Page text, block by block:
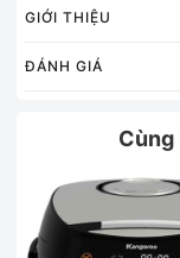
kế nhỏ gọn, màu
giúp bạn dễ
tính thẩm mỹ hơn
GIỚI THIỆU
ĐÁNH GIÁ